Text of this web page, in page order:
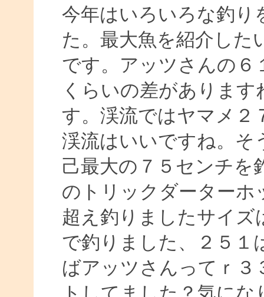
今年はいろいろな釣り
た。最大魚を紹介した
です。アッツさんの６
くらいの差がありま
す。渓流ではヤマメ２
渓流はいいですね。そ
己最大の７５センチを
のトリックダーターホ
超え釣りましたサイ
で釣りました、２５１
ばアッツさんってｒ